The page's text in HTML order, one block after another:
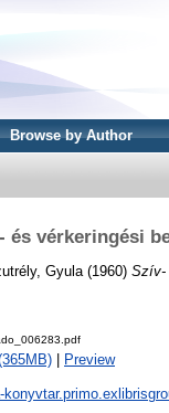
Browse by Author
és vérkeringési
Gyula (1960) Szív-
Preview